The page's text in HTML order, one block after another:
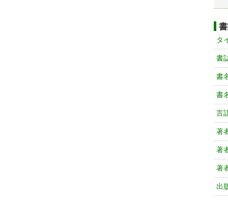
タ
書
書
書
言
著
著
著
出